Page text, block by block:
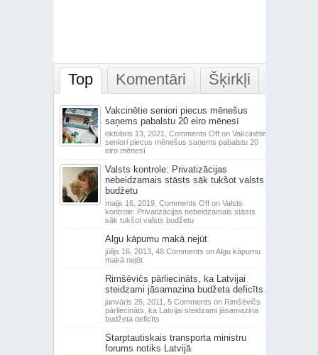
Top Komentāri Šķirkļi
Vakcinētie seniori piecus mēnešus
saņems pabalstu 20 eiro mēnesī
oktobris 13, 2021, Comments Offon Vakcinētie
seniori piecus mēnešus saņems pabalstu 20
eiro mēnesī
Valsts kontrole: Privatizācijas
nebeidzamais stāsts sāk tukšot valsts
budžetu
maijs 16, 2019, Comments Offon Valsts
kontrole: Privatizācijas nebeidzamais stāsts
sāk tukšot valsts budžetu
Algu kāpumu makā nejūt
jūlijs 16, 2013, 48 Comments on Algu kāpumu
makā nejūt
Rimšēvičs pārliecināts, ka Latvijai
steidzami jāsamazina budžeta deficīts
janvāris 25, 2011, 5 Comments on Rimšēvičs
pārliecināts, ka Latvijai steidzami jāsamazina
budžeta deficīts
Starptautiskais transporta ministru
forums notiks Latvijā